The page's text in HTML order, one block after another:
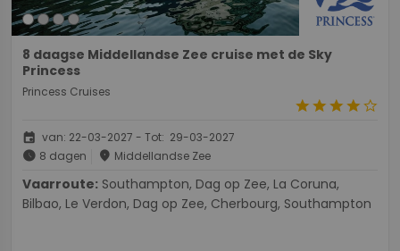
8 daagse Middellandse Zee cruise met de Sky
Princess
Princess Cruises
starstarstarstarstar_border
event van: 22-03-2027 - Tot: 29-03-2027
schedule 8 dagen place Middellandse Zee
Vaarroute:
Bilbao, Le Verdon, Dag op Zee, Cherbourg, Southampton